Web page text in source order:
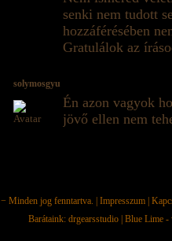
senki nem tudott
hozzáférésében
Gratulálok az
solymosgyu
Én azon vagyok
jövő ellen nem
− Minden jog fenntartva. | Impresszum
Barátaink: drgearsstudio Blue Lime -